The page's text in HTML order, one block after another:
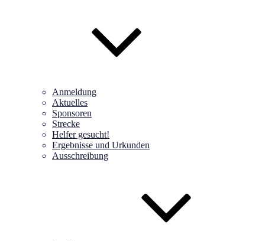
Anmeldung
Aktuelles
Sponsoren
Strecke
Helfer gesucht!
Ergebnisse und Urkunden
Ausschreibung